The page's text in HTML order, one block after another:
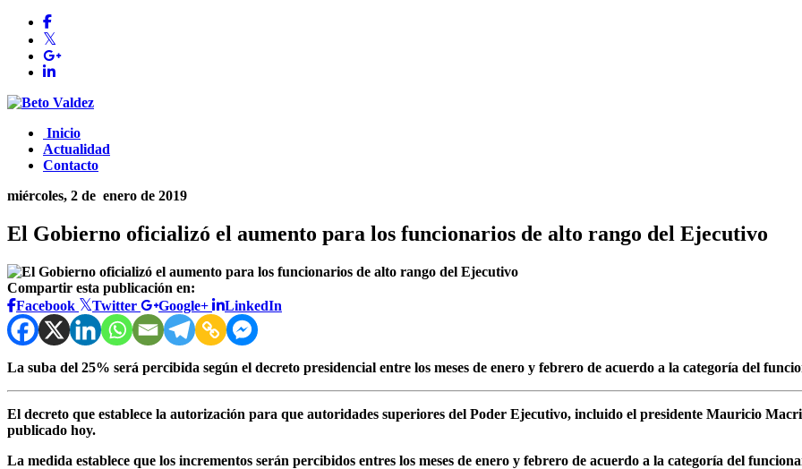
Inicio
Actualidad
Contacto
miércoles, 2 de enero de 2019
El Gobierno oficializó el aumento para los funcionarios de alto rango del Ejecutivo
Compartir esta publicación en:
Facebook
Twitter Google+ LinkedIn
La suba del 25% será percibida según el decreto presidencial entre los meses de enero y febrero de acuerdo a la categoría del
El decreto que establece la autorización para que autoridades superiores del Poder Ejecutivo, incluido el presidente Mauricio
publicado hoy.
La medida establece que los incrementos serán percibidos entres los meses de enero y febrero de acuerdo a la categoría del